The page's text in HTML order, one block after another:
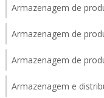
Armazenagem de
Armazenagem de
Armazenagem de
Armazenagem e